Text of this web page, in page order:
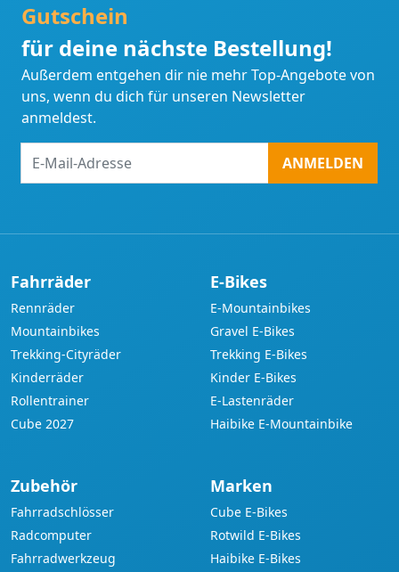
Gutschein
für deine nächste Bestellung!
Außerdem entgehen dir nie mehr Top-Angebote von
uns, wenn du dich für unseren Newsletter
anmeldest.
Mail-
ANMELDEN
Fahrräder
Rennräder
Mountainbikes
Trekking-Cityräder
Kinderräder
Rollentrainer
Cube 2027
E-Bikes
E-Mountainbikes
Gravel E-Bikes
Trekking E-Bikes
Kinder E-Bikes
E-Lastenräder
Haibike E-Mountainbike
Zubehör
Fahrradschlösser
Radcomputer
Fahrradwerkzeug
Marken
Cube E-Bikes
Rotwild E-Bikes
Haibike E-Bikes